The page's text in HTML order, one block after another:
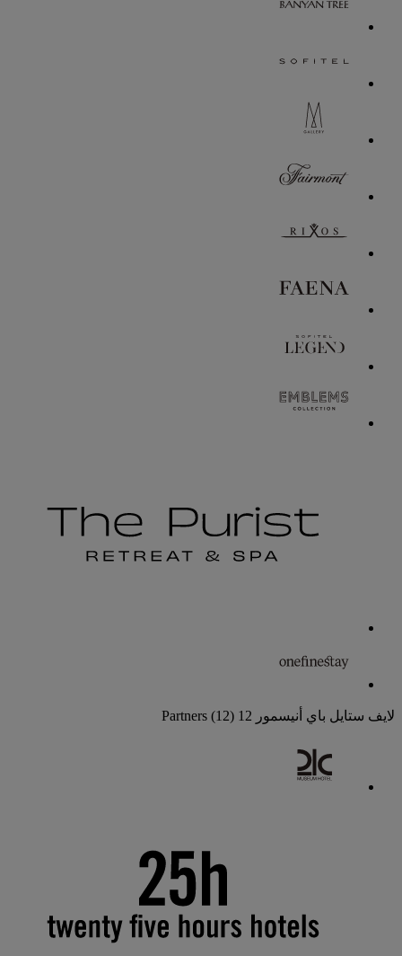
لايف ستايل باي أنيسمور 12 Partners
(12)